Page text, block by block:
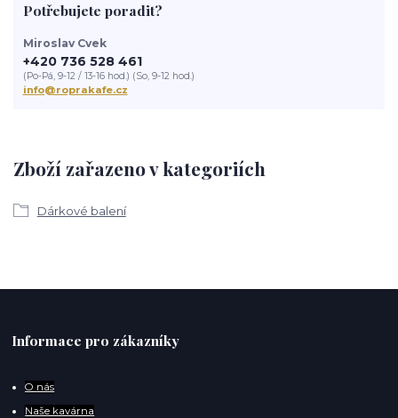
Zboží zařazeno v kategoriích
Dárkové balení
Potřebujete poradit?
Miroslav Cvek
+420 736 528 461
(Po-Pá, 9-12 / 13-16 hod.) (So, 9-12 hod.)
info@roprakafe.cz
Informace pro zákazníky
O nás
Naše kavárna